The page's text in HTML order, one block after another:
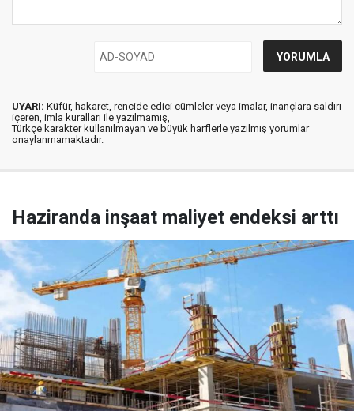
UYARI: Küfür, hakaret, rencide edici cümleler veya imalar, inançlara saldırı
içeren, imla kuralları ile yazılmamış,
Türkçe karakter kullanılmayan ve büyük harflerle yazılmış yorumlar
onaylanmamaktadır.
Haziranda inşaat maliyet endeksi arttı